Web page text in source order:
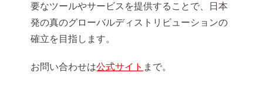
要なツールやサービスを提供することで、日本
発の真のグローバルディストリビューションの
確立を目指します。
お問い合わせは公式サイト まで。